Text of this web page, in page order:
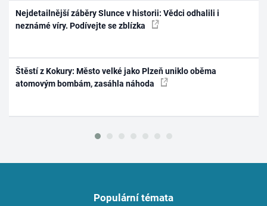
Nejdetailnější záběry Slunce v historii: Vědci odhalili i
neznámé víry. Podívejte se zblízka
Štěstí z Kokury: Město velké jako Plzeň uniklo oběma
atomovým bombám, zasáhla náhoda
Populární témata